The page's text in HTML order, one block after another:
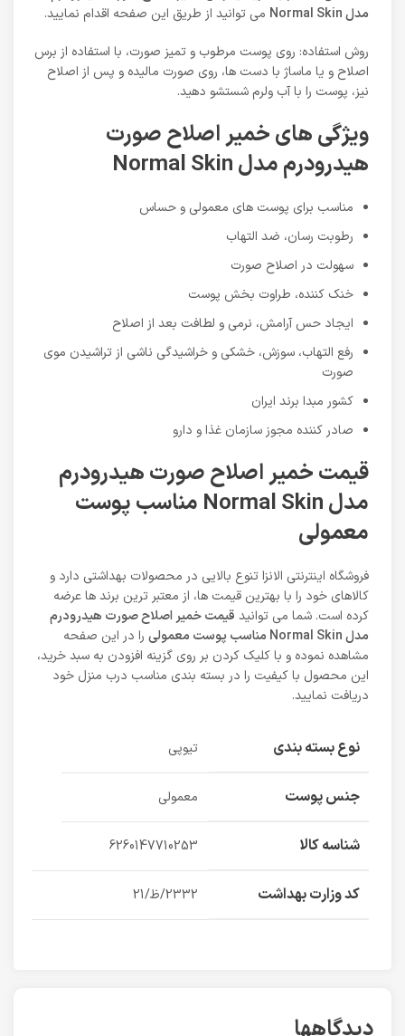
مدل Normal Skin
می توانید از طریق این صفحه اقدام نمایید.
روش استفاده: روی پوست مرطوب و تمیز صورت، با استفاده از برس
اصلاح و یا ماساژ با دست ها، روی صورت مالیده و پس از اصلاح
نیز، پوست را با آب ولرم شستشو دهید.
ویژگی های خمیر اصلاح صورت
هیدرودرم مدل Normal Skin
مناسب برای پوست های معمولی و حساس
رطوبت رسان، ضد التهاب
سهولت در اصلاح صورت
خنک کننده، طراوت بخش پوست
ایجاد حس آرامش، نرمی و لطافت بعد از اصلاح
رفع التهاب، سوزش، خشکی و خراشیدگی ناشی از تراشیدن موی
صورت
کشور مبدا برند ایران
صادر کننده مجوز سازمان غذا و دارو
قیمت خمیر اصلاح صورت هیدرودرم
مدل Normal Skin مناسب پوست
معمولی
فروشگاه اینترنتی الانزا تنوع بالایی در محصولات بهداشتی دارد و
کالاهای خود را با بهترین قیمت ها، از معتبر ترین برند ها عرضه
کرده است. شما می توانید قیمت خمیر اصلاح صورت هیدرودرم
مدل Normal Skin مناسب پوست معمولی
را در این صفحه
مشاهده نموده و با کلیک کردن بر روی گزینه افزودن به سبد خرید،
این محصول با کیفیت را در بسته بندی مناسب درب منزل خود
دریافت نمایید.
نوع بسته بندی تیوپی
جنس پوست معمولی
شناسه کالا 6260147710253
کد وزارت بهداشت 2332/ظ/21
دیدگاهها